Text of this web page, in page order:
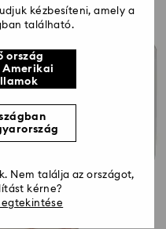
kézbesíteni, amely a
található.
ország
Amerikai
Nem találja az országot,
kérne?